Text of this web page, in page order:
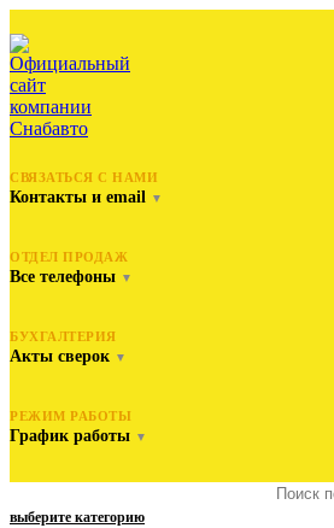
СВЯЗАТЬСЯ С НАМИ
Контакты и email ▼
ОТДЕЛ ПРОДАЖ
Все телефоны ▼
БУХГАЛТЕРИЯ
Акты сверок ▼
РЕЖИМ РАБОТЫ
График работы ▼
выберите категорию